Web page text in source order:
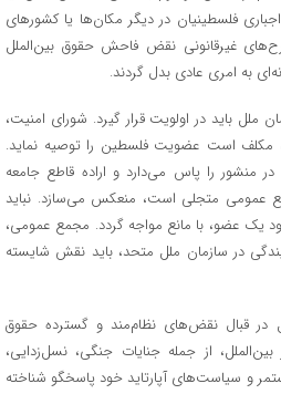
فلسطینیان در دیگر مکان‌ها یا کشورهای
غیرقانونی نقض فاحش حقوق بین‌الملل
به امری عادی بدل گردند.
ملل باید در اولویت قرار گیرد. شورای امنیت،
متحد، مکلف است عضویت فلسطین را توصیه نماید.
منشور را پاس می‌دارد و اراده قاطع جامعه
عمومی متجلی است، منعکس می‌سازد. نباید
یک عضو، با مانع مواجه گردد. مجمع عمومی،
در سازمان ملل متحد، باید نقش شایسته
در قبال نقض‌های نظام‌مند و گسترده حقوق
از جمله جنایات جنگی، نسل‌زدایی،
و سیاست‌های آپارتاید خود پاسخگو شناخته